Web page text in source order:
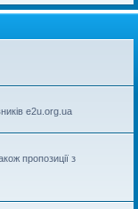
e2u.org.ua
пропозиції з